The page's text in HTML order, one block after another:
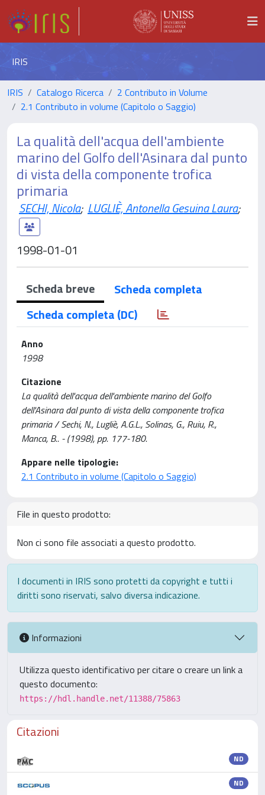
IRIS
IRIS Catalogo Ricerca
2 Contributo in Volume
2.1 Contributo in volume (Capitolo o Saggio)
La qualità dell'acqua dell'ambiente
marino del Golfo dell'Asinara dal punto
di vista della componente trofica
primaria
SECHI, Nicola; LUGLIÈ, Antonella Gesuina Laura;
1998-01-01
Scheda breve
Scheda completa
Scheda completa (DC)
Anno
1998
Citazione
La qualità dell'acqua dell'ambiente marino del Golfo
dell'Asinara dal punto di vista della componente trofica
primaria / Sechi, N., Lugliè, A.G.L., Solinas, G., Ruiu, R.,
Manca, B.. - (1998), pp. 177-180.
Appare nelle tipologie:
2.1 Contributo in volume (Capitolo o Saggio)
File in questo prodotto:
Non ci sono file associati a questo prodotto.
I documenti in IRIS sono protetti da copyright e tutti i
diritti sono riservati, salvo diversa indicazione.
Informazioni
Utilizza questo identificativo per citare o creare un link a
questo documento:
https://hdl.handle.net/11388/75863
Citazioni
ND
ND